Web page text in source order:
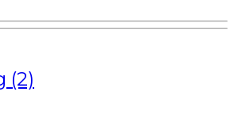
(2)